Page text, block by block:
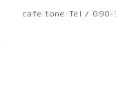
cafe tone Tel /